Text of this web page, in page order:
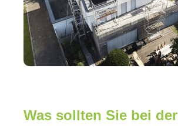
Was sollten Sie bei der